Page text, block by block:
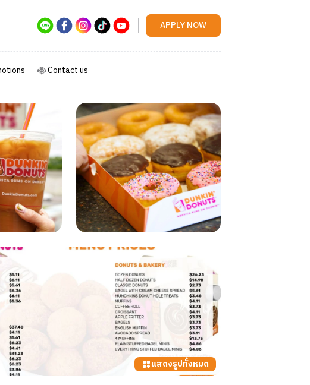
Contact us APPLY NOW
Contact us
แสดงรูปทั้งหมด